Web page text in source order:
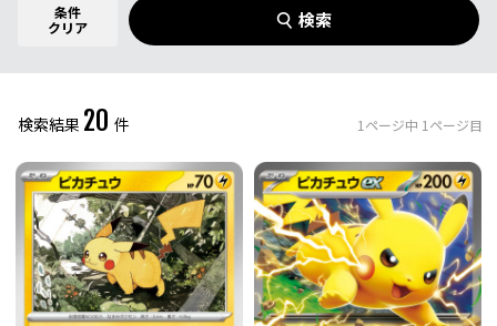
商品名
イラストレーター
レアリティ 0件選択中
ミラー仕様のカード 件選択中
条件
クリア
検索
検索結果 20 件 1 ページ中 1 ページ目